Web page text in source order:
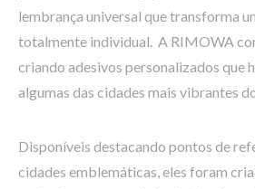
lembrança universal que transforma
totalmente individual. A RIMOWA
criando adesivos personalizados que
algumas das cidades mais vibrantes
Disponíveis destacando pontos de
cidades emblemáticas, eles foram